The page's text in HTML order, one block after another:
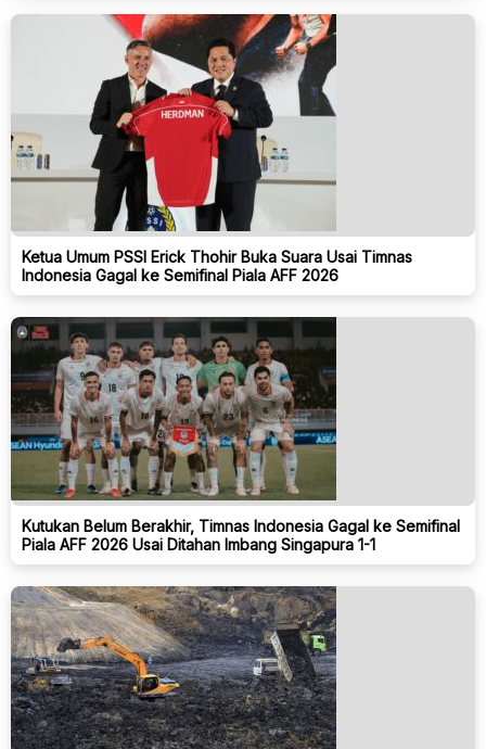
Ketua Umum PSSI Erick Thohir Buka Suara Usai Timnas
Indonesia Gagal ke Semifinal Piala AFF 2026
Kutukan Belum Berakhir, Timnas Indonesia Gagal ke Semifinal
Piala AFF 2026 Usai Ditahan Imbang Singapura 1-1